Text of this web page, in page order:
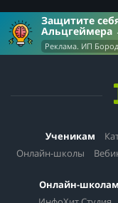
Защитите
Альцгеймера
Реклама. ИП
Ученикам
Онлайн-школы
Онлайн-школам